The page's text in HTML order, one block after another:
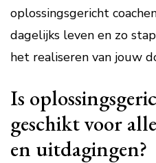
oplossingsgericht
dagelijks leven en zo
het realiseren van jouw
Is
geschikt voor
en uitdagingen?